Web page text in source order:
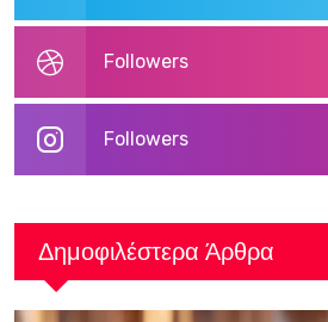
Followers
Followers
Δημοφιλέστερα Άρθρα